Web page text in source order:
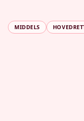
MIDDELS